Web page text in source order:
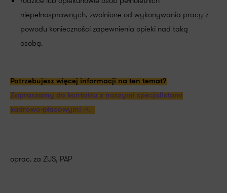
niepełnosprawnych, zwolnione od wykonywania pracy z
powodu konieczności zapewnienia opieki nad taką
osobą.
Potrzebujesz więcej informacji na ten temat?
Zapraszamy do kontaktu z naszymi specjalistami
kadrowo-płacowymi >>.
oprac. za ZUS, PAP